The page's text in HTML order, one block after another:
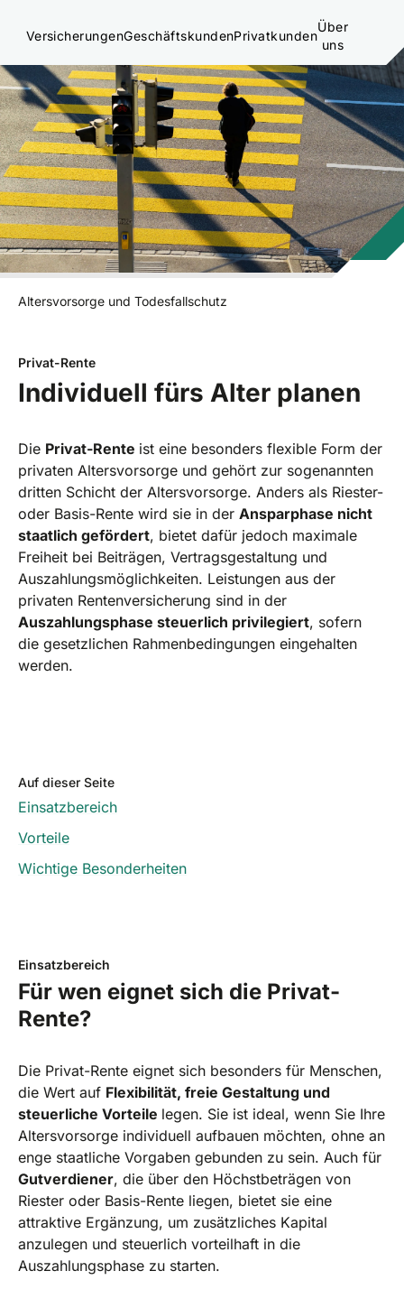
VersicherungenGeschäftskundenPrivatkunden
Über
uns
Altersvorsorge und Todesfallschutz
Privat-Rente
Individuell fürs Alter planen
Die Privat-Rente ist eine besonders flexible Form der
privaten Altersvorsorge und gehört zur sogenannten
dritten Schicht der Altersvorsorge. Anders als Riester-
oder Basis-Rente wird sie in der Ansparphase nicht
staatlich gefördert, bietet dafür jedoch maximale
Freiheit bei Beiträgen, Vertragsgestaltung und
Auszahlungsmöglichkeiten. Leistungen aus der
privaten Rentenversicherung sind in der
Auszahlungsphase steuerlich privilegiert, sofern
die gesetzlichen Rahmenbedingungen eingehalten
werden.
Auf dieser Seite
Einsatzbereich
Vorteile
Wichtige Besonderheiten
Einsatzbereich
Für wen eignet sich die Privat-
Rente?
Die Privat-Rente eignet sich besonders für Menschen,
die Wert auf Flexibilität, freie Gestaltung und
steuerliche Vorteile legen. Sie ist ideal, wenn Sie Ihre
Altersvorsorge individuell aufbauen möchten, ohne an
enge staatliche Vorgaben gebunden zu sein. Auch für
Gutverdiener, die über den Höchstbeträgen von
Riester oder Basis-Rente liegen, bietet sie eine
attraktive Ergänzung, um zusätzliches Kapital
anzulegen und steuerlich vorteilhaft in die
Auszahlungsphase zu starten.